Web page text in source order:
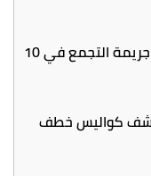
مكيدة وسيارة مغطاة وغدر صديق.. جريمة التجمع في 10
كواليس خطف